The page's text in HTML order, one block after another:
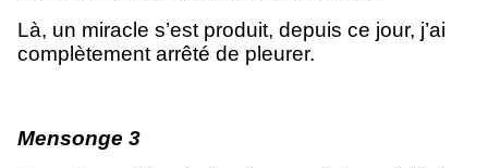
Là, un miracle s’est produit, depuis ce jour, j’ai
complètement arrêté de pleurer.
Mensonge 3